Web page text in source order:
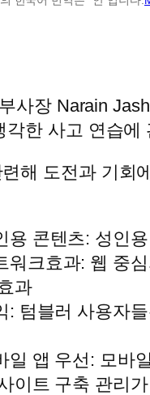
사장 Narain
각한 사고 연습
해 도전과 기회
용 콘텐츠: 성인
워크효과: 웹 중
과
: 텀블러 사용자
일 앱 우선: 모바
이트 구축 관리